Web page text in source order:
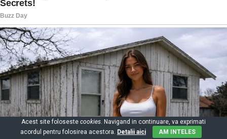
Acest site foloseste cookies. Navigand in continuare, va exprimati
acordul pentru folosirea acestora. Detalii aici AM INTELES